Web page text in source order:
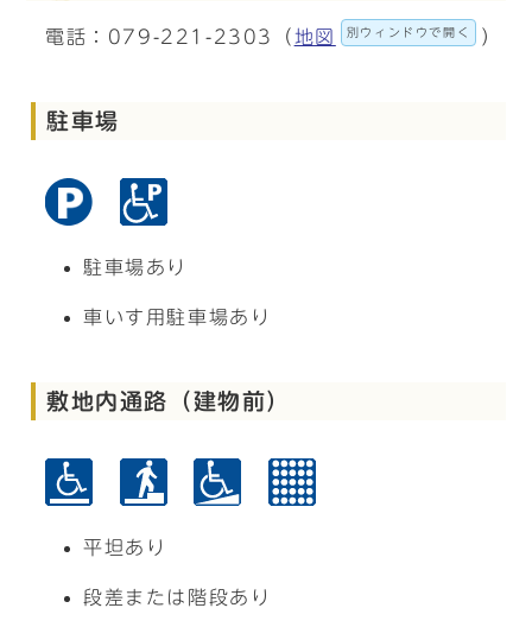
電話：079-221-2303（ 地図 別ウィンドウで開く ）
駐車場
駐車場あり
車いす用駐車場あり
敷地内通路（建物前）
平坦あり
段差または階段あり